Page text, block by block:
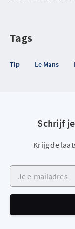
Tags
Tip Le Mans
Schrijf
Krijg de
Je e-mailadres